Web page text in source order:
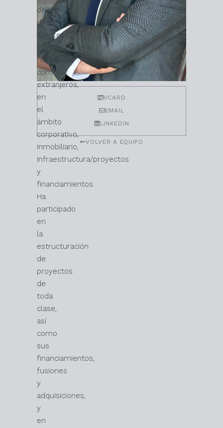
VCARD
EMAIL
LINKEDIN
VOLVER A EQUIPO
de
diferentes
clientes
tanto
nacionales
como
extranjeros,
en
el
ámbito
corporativo,
inmobiliario,
infraestructura/proyectos
y
financiamientos.
Ha
participado
en
la
estructuración
de
proyectos
de
toda
clase,
así
como
sus
financiamientos,
fusiones
y
adquisiciones,
y
en